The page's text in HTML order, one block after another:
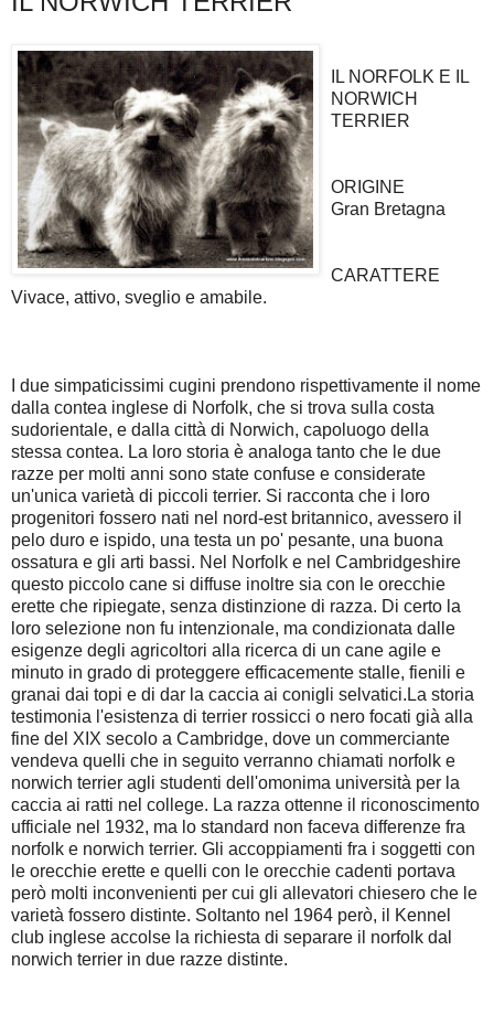
IL NORFOLK E IL
NORWICH
TERRIER
ORIGINE
Gran Bretagna
CARATTERE
Vivace, attivo, sveglio e amabile.
I due simpaticissimi cugini prendono rispettivamente il nome
dalla contea inglese di Norfolk, che si trova sulla costa
sudorientale, e dalla città di Norwich, capoluogo della
stessa contea. La loro storia è analoga tanto che le due
razze per molti anni sono state confuse e considerate
un'unica varietà di piccoli terrier. Si racconta che i loro
progenitori fossero nati nel nord-est britannico, avessero il
pelo duro e ispido, una testa un po' pesante, una buona
ossatura e gli arti bassi. Nel Norfolk e nel Cambridgeshire
questo piccolo cane si diffuse inoltre sia con le orecchie
erette che ripiegate, senza distinzione di razza. Di certo la
loro selezione non fu intenzionale, ma condizionata dalle
esigenze degli agricoltori alla ricerca di un cane agile e
minuto in grado di proteggere efficacemente stalle, fienili e
granai dai topi e di dar la caccia ai conigli selvatici.La storia
testimonia l'esistenza di terrier rossicci o nero focati già alla
fine del XIX secolo a Cambridge, dove un commerciante
vendeva quelli che in seguito verranno chiamati norfolk e
norwich terrier agli studenti dell'omonima università per la
caccia ai ratti nel college. La razza ottenne il riconoscimento
ufficiale nel 1932, ma lo standard non faceva differenze fra
norfolk e norwich terrier. Gli accoppiamenti fra i soggetti con
le orecchie erette e quelli con le orecchie cadenti portava
però molti inconvenienti per cui gli allevatori chiesero che le
varietà fossero distinte. Soltanto nel 1964 però, il Kennel
club inglese accolse la richiesta di separare il norfolk dal
norwich terrier in due razze distinte.